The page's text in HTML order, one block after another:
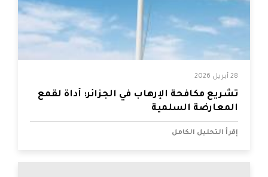
28 أبريل 2026
تشريع مكافحة الإرهاب في الجزائر: أداة لقمع
المعارضة السلمية
إقرأ التحليل الكامل